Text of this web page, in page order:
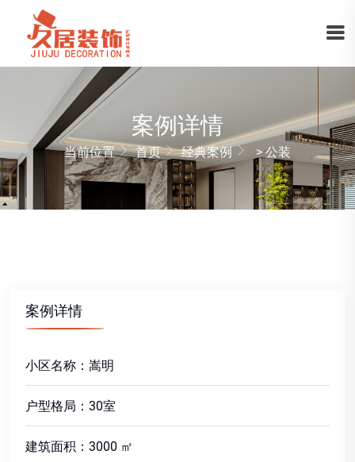
案例详情
当前位置 首页 经典案例 > 公装
案例详情
小区名称：嵩明
户型格局：30室
建筑面积：3000 ㎡